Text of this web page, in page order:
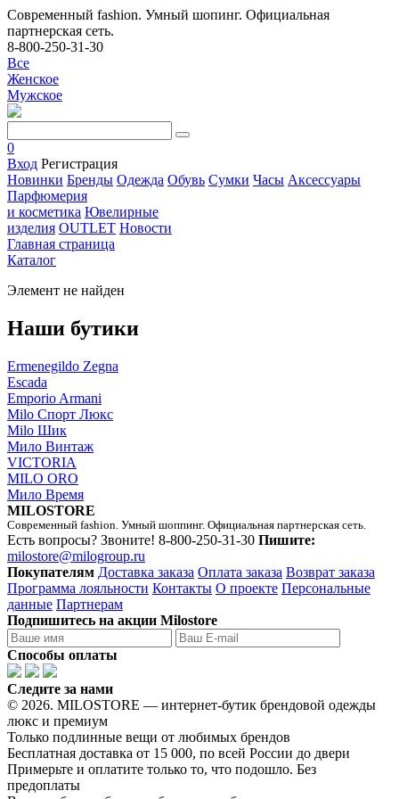
Современный fashion. Умный шопинг. Официальная
партнерская сеть.
8-800-250-31-30
Все
Женское
Мужское
0
Вход Регистрация
Новинки Бренды Одежда Обувь Сумки Часы Аксессуары
Парфюмерия
и косметика Ювелирные
изделия OUTLET Новости
Главная страница
Каталог
Элемент не найден
Наши бутики
Ermenegildo Zegna
Escada
Emporio Armani
Milo Спорт Люкс
Milo Шик
Мило Винтаж
VICTORIA
MILO ORO
Мило Время
MILOSTORE
Современный fashion. Умный шоппинг. Официальная партнерская сеть.
Есть вопросы? Звоните! 8-800-250-31-30 Пишите:
milostore@milogroup.ru
Покупателям Доставка заказа Оплата заказа Возврат заказа
Программа лояльности Контакты О проекте Персональные
данные Партнерам
Подпишитесь на акции Milostore
Способы оплаты
Следите за нами
© 2026. MILOSTORE — интернет-бутик брендовой одежды
люкс и премиум
Только подлинные вещи от любимых брендов
Бесплатная доставка от 15 000, по всей России до двери
Примерьте и оплатите только то, что подошло. Без
предоплаты